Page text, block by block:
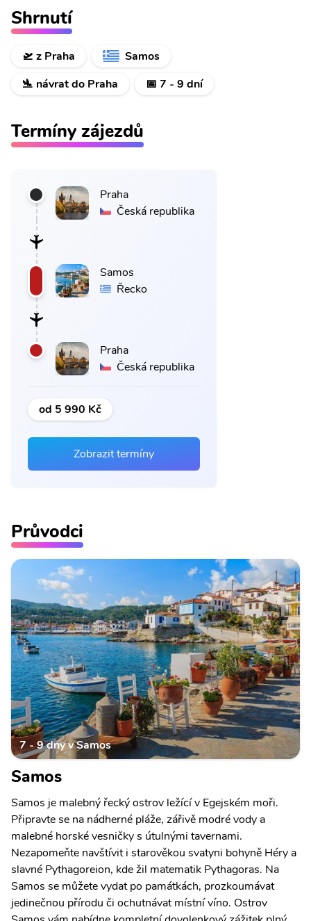
Shrnutí
🛫 z Praha
Samos
🛬 návrat do Praha
📅 7 - 9 dní
Termíny zájezdů
Praha
Česká republika
Samos
Řecko
Praha
Česká republika
od 5 990 Kč
Zobrazit termíny
Průvodci
7 - 9 dny v Samos
Samos
Samos je malebný řecký ostrov ležící v Egejském moři.
Připravte se na nádherné pláže, zářivě modré vody a
malebné horské vesničky s útulnými tavernami.
Nezapomeňte navštívit i starověkou svatyni bohyně Héry a
slavné Pythagoreion, kde žil matematik Pythagoras. Na
Samos se můžete vydat po památkách, prozkoumávat
jedinečnou přírodu či ochutnávat místní víno. Ostrov